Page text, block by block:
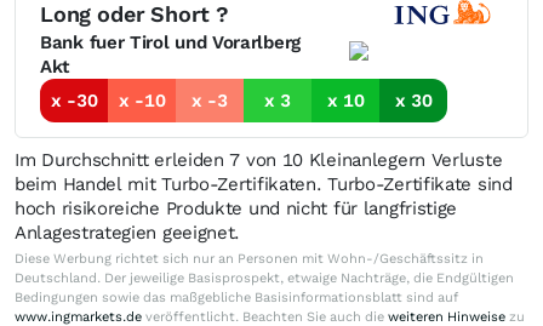
Long oder Short ?
Bank fuer Tirol und Vorarlberg
Akt
x -30
x -10 x -3 x 3 x 10 x 30
Im Durchschnitt erleiden 7 von 10 Kleinanlegern Verluste
beim Handel mit Turbo-Zertifikaten. Turbo-Zertifikate sind
hoch risikoreiche Produkte und nicht für langfristige
Anlagestrategien geeignet.
Diese Werbung richtet sich nur an Personen mit Wohn-/Geschäftssitz in
Deutschland. Der jeweilige Basisprospekt, etwaige Nachträge, die Endgültigen
Bedingungen sowie das maßgebliche Basisinformationsblatt sind auf
www.ingmarkets.de veröffentlicht. Beachten Sie auch die weiteren Hinweise zu